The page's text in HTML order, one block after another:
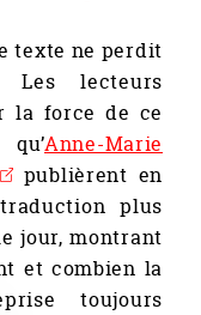
texte ne perdit
Les lecteurs
la force de ce
Anne-Marie
publièrent en
plus
jour, montrant
et combien la
toujours